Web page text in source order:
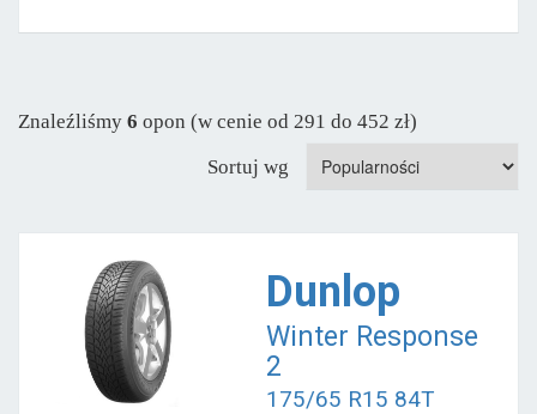
Znaleźliśmy 6 opon (w cenie od 291 do 452 zł)
Sortuj wg
Dunlop
Winter Response
2
175/65 R15 84T